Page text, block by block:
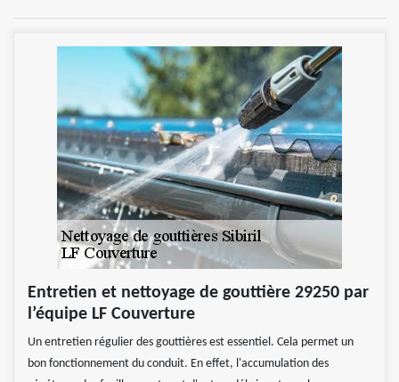
Entretien et nettoyage de gouttière 29250 par
l’équipe LF Couverture
Un entretien régulier des gouttières est essentiel. Cela permet un
bon fonctionnement du conduit. En effet, l'accumulation des